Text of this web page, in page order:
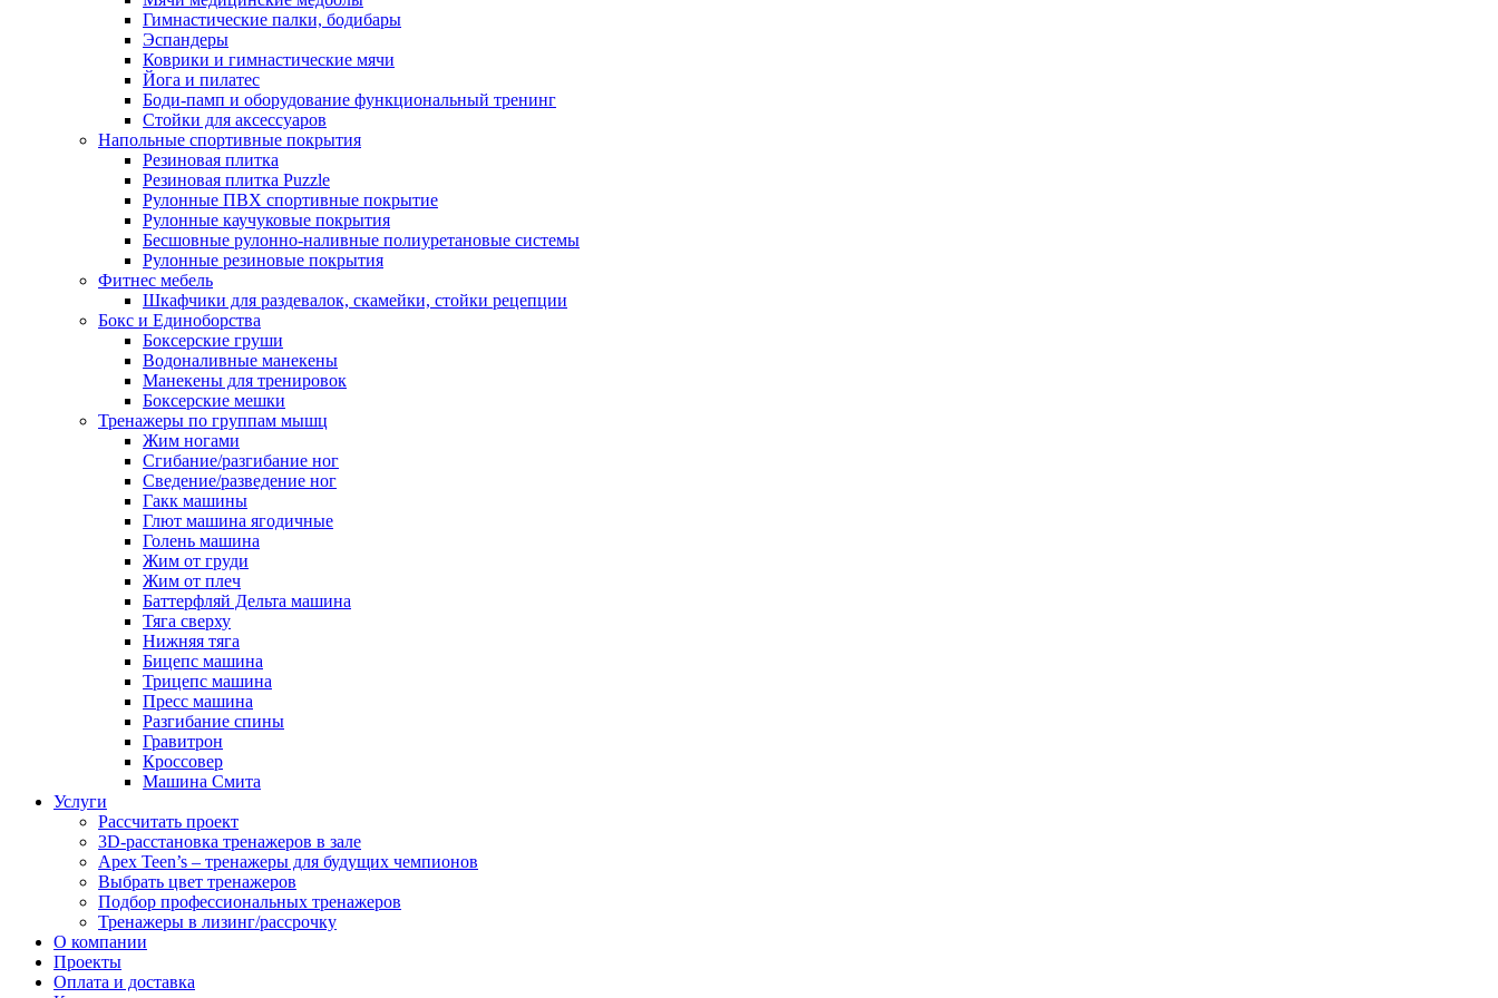
Гимнастические палки, бодибары
Эспандеры
Коврики и гимнастические мячи
Йога и пилатес
Боди-памп и оборудование функциональный тренинг
Стойки для аксессуаров
Напольные спортивные покрытия
Резиновая плитка
Резиновая плитка Puzzle
Рулонные ПВХ спортивные покрытие
Рулонные каучуковые покрытия
Бесшовные рулонно-наливные полиуретановые системы
Рулонные резиновые покрытия
Фитнес мебель
Шкафчики для раздевалок, скамейки, стойки рецепции
Бокс и Единоборства
Боксерские груши
Водоналивные манекены
Манекены для тренировок
Боксерские мешки
Тренажеры по группам мышц
Жим ногами
Сгибание/разгибание ног
Сведение/разведение ног
Гакк машины
Глют машина ягодичные
Голень машина
Жим от груди
Жим от плеч
Баттерфляй Дельта машина
Тяга сверху
Нижняя тяга
Бицепс машина
Трицепс машина
Пресс машина
Разгибание спины
Гравитрон
Кроссовер
Машина Смита
Услуги
Рассчитать проект
3D-расстановка тренажеров в зале
Apex Teen’s – тренажеры для будущих чемпионов
Выбрать цвет тренажеров
Подбор профессиональных тренажеров
Тренажеры в лизинг/рассрочку
О компании
Проекты
Оплата и доставка